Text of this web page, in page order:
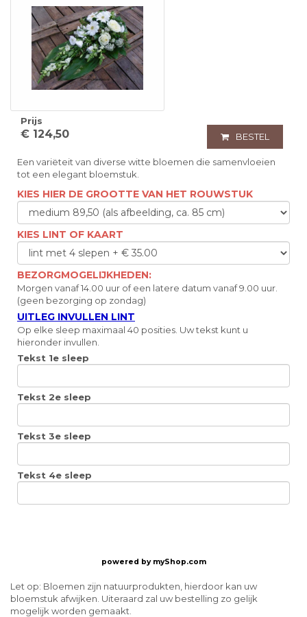
Prijs
€ 124,50 BESTEL
Een variëteit van diverse witte bloemen die samenvloeien
tot een elegant bloemstuk.
KIES HIER DE GROOTTE VAN HET ROUWSTUK
KIES LINT OF KAART
BEZORGMOGELIJKHEDEN:
Morgen vanaf 14.00 uur of een latere datum vanaf 9.00 uur.
(geen bezorging op zondag)
UITLEG INVULLEN LINT
Op elke sleep maximaal 40 posities. Uw tekst kunt u
hieronder invullen.
Tekst 1e sleep
Tekst 2e sleep
Tekst 3e sleep
Tekst 4e sleep
powered by myShop.com
Let op: Bloemen zijn natuurprodukten, hierdoor kan uw
bloemstuk afwijken. Uiteraard zal uw bestelling zo gelijk
mogelijk worden gemaakt.